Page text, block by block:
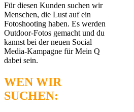
Für diesen Kunden suchen wir
Menschen, die Lust auf ein
Fotoshooting haben. Es werden
Outdoor-Fotos gemacht und du
kannst bei der neuen Social
Media-Kampagne für Mein Q
dabei sein.
WEN WIR
SUCHEN: